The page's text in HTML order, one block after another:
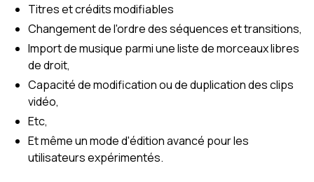
Titres et crédits modifiables
Changement de l'ordre des séquences et transitions,
Import de musique parmi une liste de morceaux libres
de droit,
Capacité de modification ou de duplication des clips
vidéo,
Etc,
Et même un mode d'édition avancé pour les
utilisateurs expérimentés.